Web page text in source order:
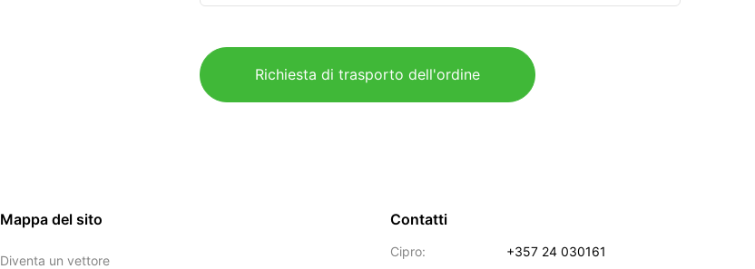
Richiesta di trasporto dell'ordine
Mappa del sito
Diventa un vettore
Contatti
Cipro:
+357 24 030161